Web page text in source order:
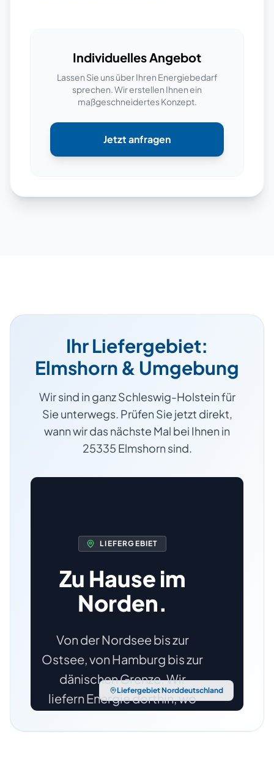
Individuelles Angebot
Lassen Sie uns über Ihren Energiebedarf
sprechen. Wir erstellen Ihnen ein
maßgeschneidertes Konzept.
Jetzt anfragen
Ihr Liefergebiet:
Elmshorn & Umgebung
Wir sind in ganzSchleswig-Holsteinfür
Sie unterwegs. Prüfen Sie jetzt direkt,
wann wir das nächste Mal bei Ihnenin
25335 Elmshornsind.
LIEFERGEBIET
Zu Hause im
Norden.
Von der Nordsee bis zur
Ostsee, von Hamburg bis zur
dänischen Grenze. Wir
liefern Energie dorthin, wo
Liefergebiet Norddeutschland